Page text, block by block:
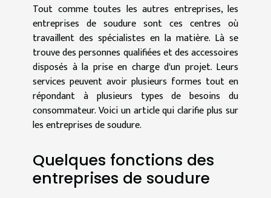
Tout comme toutes les autres entreprises, les
entreprises de soudure sont ces centres où
travaillent des spécialistes en la matière. Là se
trouve des personnes qualifiées et des accessoires
disposés à la prise en charge d'un projet. Leurs
services peuvent avoir plusieurs formes tout en
répondant à plusieurs types de besoins du
consommateur. Voici un article qui clarifie plus sur
les entreprises de soudure.
Quelques fonctions des
entreprises de soudure